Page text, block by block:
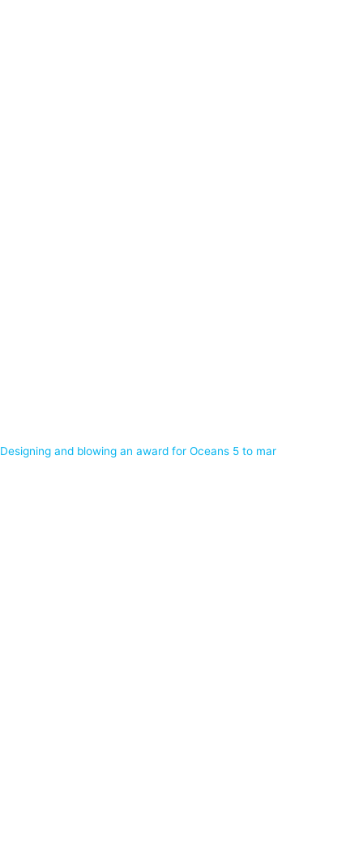
Designing and blowing an award for Oceans 5 to mar